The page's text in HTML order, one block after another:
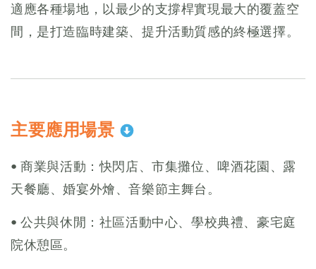
適應各種場地，以最少的支撐桿實現最大的覆蓋空
間，是打造臨時建築、提升活動質感的終極選擇。
主要應用場景
• 商業與活動：快閃店、市集攤位、啤酒花園、露
天餐廳、婚宴外燴、音樂節主舞台。
• 公共與休閒：社區活動中心、學校典禮、豪宅庭
院休憩區。